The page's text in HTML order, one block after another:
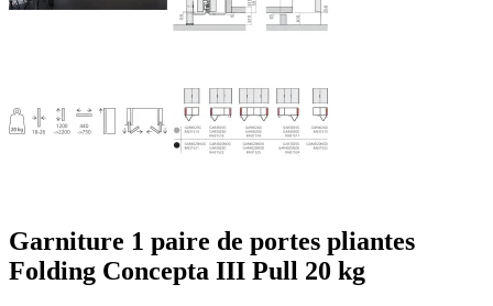
Garniture 1 paire de portes pliantes
Folding Concepta III Pull 20 kg